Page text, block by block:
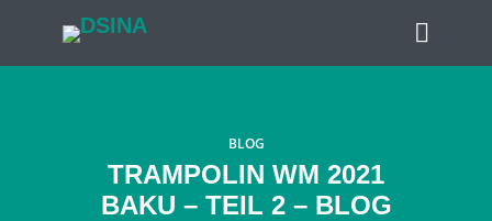
BLOG
TRAMPOLIN WM 2021
BAKU – TEIL 2 – BLOG